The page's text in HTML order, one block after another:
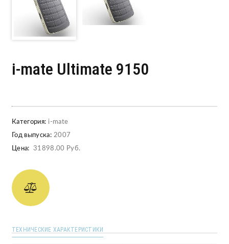
i-mate Ultimate 9150
Категория: i-mate
Год выпуска: 2007
Цена:
31898.00 Руб.
ТЕХНИЧЕСКИЕ ХАРАКТЕРИСТИКИ